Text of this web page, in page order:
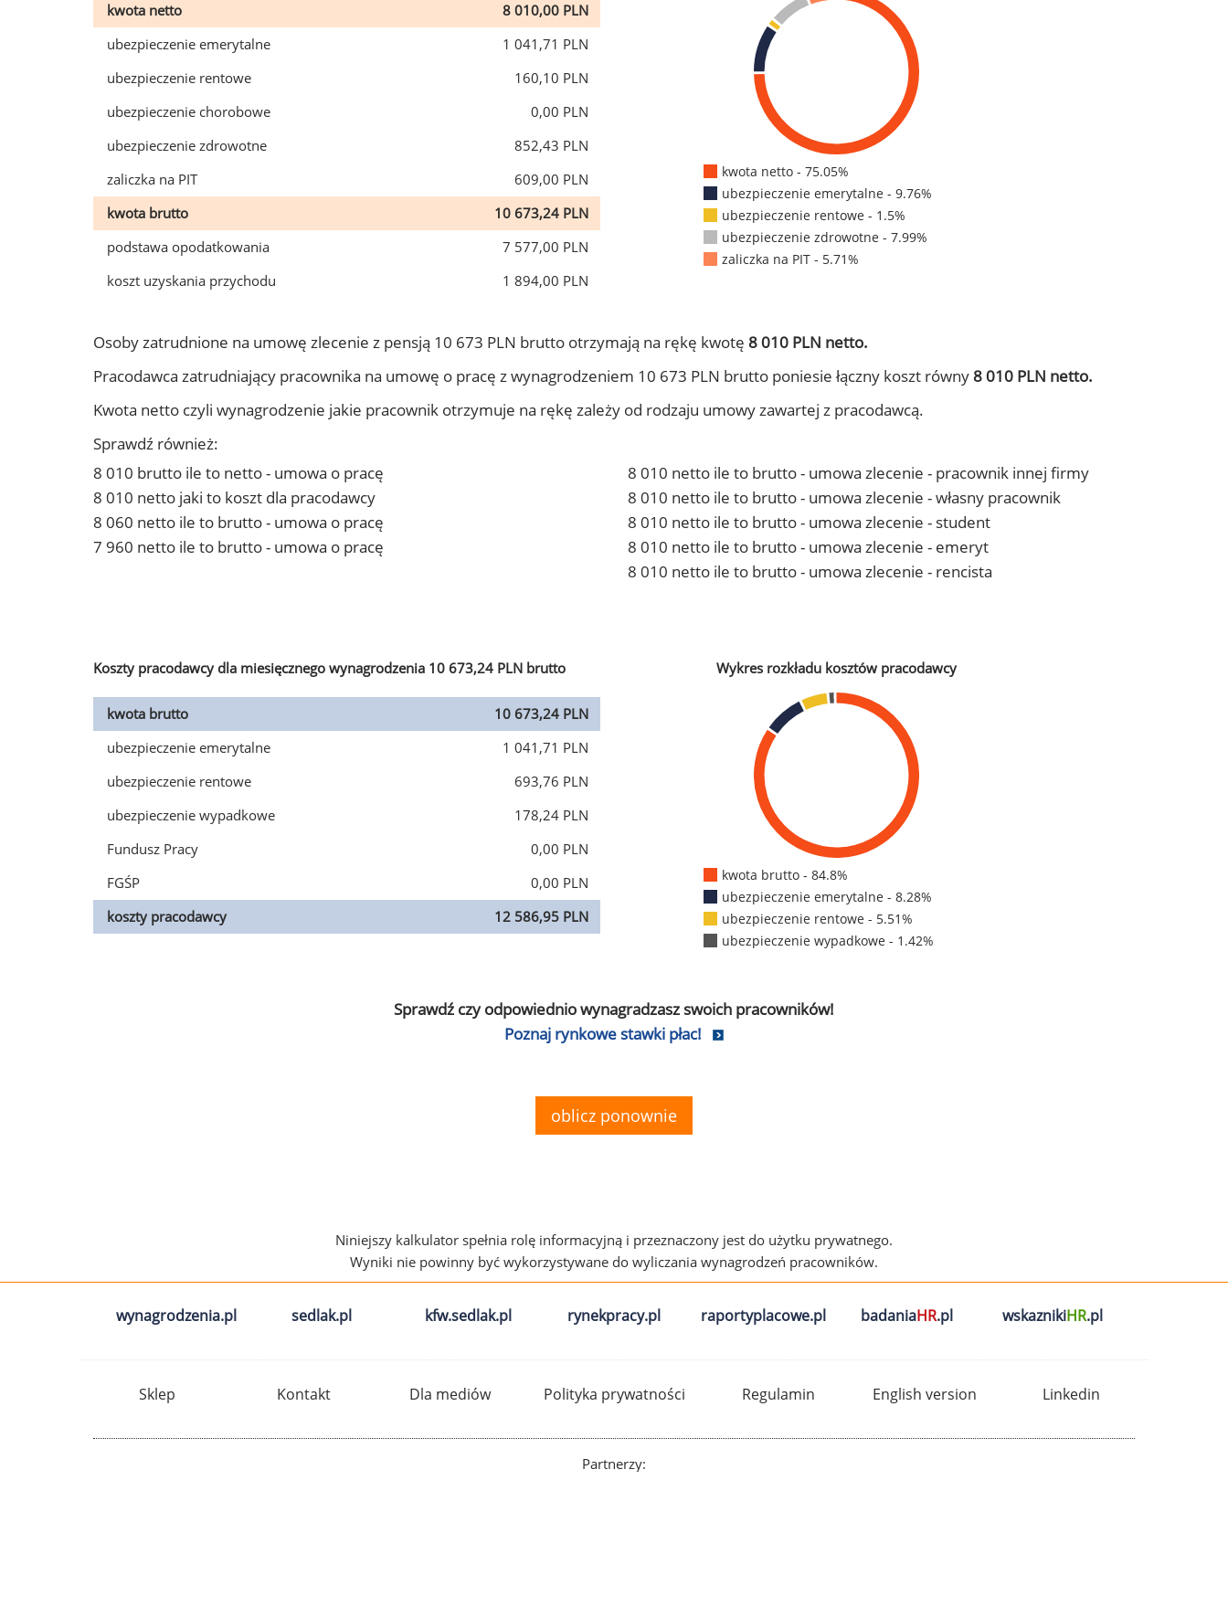
kwota netto
8 010,00 PLN
ubezpieczenie emerytalne
1 041,71 PLN
ubezpieczenie rentowe
160,10 PLN
ubezpieczenie chorobowe
0,00 PLN
ubezpieczenie zdrowotne
852,43 PLN
zaliczka na PIT
609,00 PLN
kwota brutto
10 673,24 PLN
podstawa opodatkowania
7 577,00 PLN
koszt uzyskania przychodu
1 894,00 PLN
kwota netto - 75.05%
ubezpieczenie emerytalne - 9.76%
ubezpieczenie rentowe - 1.5%
ubezpieczenie zdrowotne - 7.99%
zaliczka na PIT - 5.71%
Osoby zatrudnione na umowę zlecenie z pensją 10 673 PLN brutto otrzymają na rękę kwotę 8 010 PLN netto.
Pracodawca zatrudniający pracownika na umowę o pracę z wynagrodzeniem 10 673 PLN brutto poniesie łączny koszt równy8 010 PLN netto.
Kwota netto czyli wynagrodzenie jakie pracownik otrzymuje na rękę zależy od rodzaju umowy zawartej z pracodawcą.
Sprawdź również:
8 010 brutto ile to netto - umowa o pracę
8 010 netto jaki to koszt dla pracodawcy
8 060 netto ile to brutto - umowa o pracę
7 960 netto ile to brutto - umowa o pracę
8 010 netto ile to brutto - umowa zlecenie - pracownik innej firmy
8 010 netto ile to brutto - umowa zlecenie - własny pracownik
8 010 netto ile to brutto - umowa zlecenie - student
8 010 netto ile to brutto - umowa zlecenie - emeryt
8 010 netto ile to brutto - umowa zlecenie - rencista
Koszty pracodawcy dla miesięcznego wynagrodzenia 10 673,24 PLN brutto
kwota brutto
10 673,24 PLN
ubezpieczenie emerytalne
1 041,71 PLN
ubezpieczenie rentowe
693,76 PLN
ubezpieczenie wypadkowe
178,24 PLN
Fundusz Pracy
0,00 PLN
FGŚP
0,00 PLN
koszty pracodawcy
12 586,95 PLN
Wykres rozkładu kosztów pracodawcy
kwota brutto - 84.8%
ubezpieczenie emerytalne - 8.28%
ubezpieczenie rentowe - 5.51%
ubezpieczenie wypadkowe - 1.42%
Sprawdź czy odpowiednio wynagradzasz swoich pracowników!
Poznaj rynkowe stawki płac!
oblicz ponownie
Niniejszy kalkulator spełnia rolę informacyjną i przeznaczony jest do użytku prywatnego.
Wyniki nie powinny być wykorzystywane do wyliczania wynagrodzeń pracowników.
wynagrodzenia.pl sedlak.pl kfw.sedlak.pl rynekpracy.pl raportyplacowe.pl badaniaHR.pl wskaznikiHR.pl
Sklep Kontakt Dla mediów Polityka prywatności Regulamin English version Linkedin
Partnerzy: